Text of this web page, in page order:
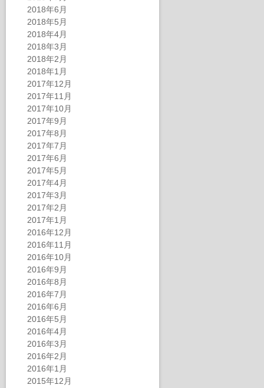
2018年6月
2018年5月
2018年4月
2018年3月
2018年2月
2018年1月
2017年12月
2017年11月
2017年10月
2017年9月
2017年8月
2017年7月
2017年6月
2017年5月
2017年4月
2017年3月
2017年2月
2017年1月
2016年12月
2016年11月
2016年10月
2016年9月
2016年8月
2016年7月
2016年6月
2016年5月
2016年4月
2016年3月
2016年2月
2016年1月
2015年12月